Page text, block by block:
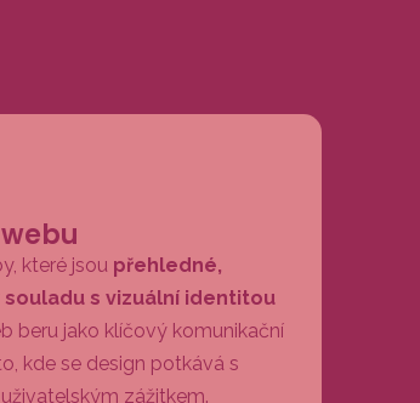
které jsou přehledné,
souladu s vizuální identitou
beru jako klíčový komunikační
kde se design potkává s
zážitkem.